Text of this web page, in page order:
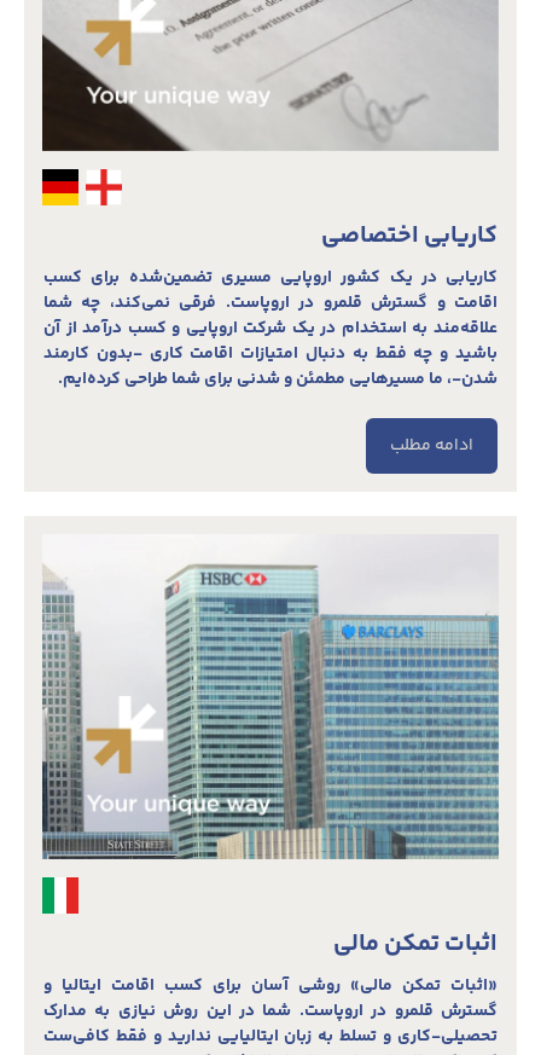
کاریابی اختصاصی
کاریابی در یک کشور اروپایی مسیری تضمین‌شده برای کسب
اقامت و گسترش قلمرو در اروپاست. فرقی نمی‌کند، چه شما
علاقه‌مند به استخدام در یک شرکت اروپایی و کسب درآمد از آن
باشید و چه فقط به دنبال امتیازات اقامت کاری -بدون کارمند
شدن-، ما مسیرهایی مطمئن و شدنی برای شما طراحی کرده‌ایم.
ادامه مطلب
اثبات تمکن مالی
«اثبات تمکن مالی» روشی آسان برای کسب اقامت ایتالیا و
گسترش قلمرو در اروپاست. شما در این روش نیازی به مدارک
تحصیلی-کاری و تسلط به زبان ایتالیایی ندارید و فقط کافی‌ست